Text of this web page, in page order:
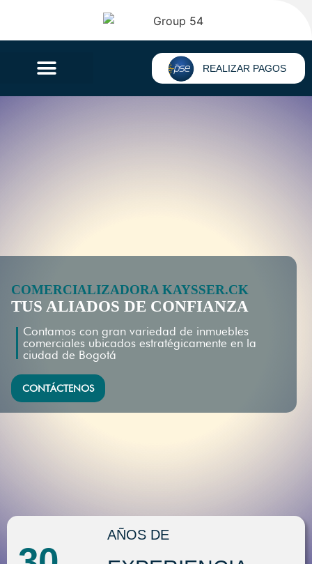
REALIZAR PAGOS
COMERCIALIZADORA KAYSSER.CK
TUS ALIADOS DE CONFIANZA
Contamos con gran variedad de inmuebles
comerciales ubicados estratégicamente en la
ciudad de Bogotá
CONTÁCTENOS
AÑOS DE